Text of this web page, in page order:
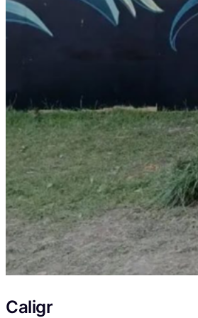
Caligr